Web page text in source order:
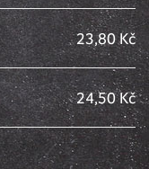
23,80 Kč
24,50 Kč